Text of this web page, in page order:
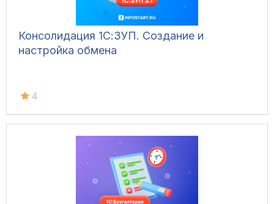
Консолидация 1С:ЗУП. Создание и
настройка обмена
4